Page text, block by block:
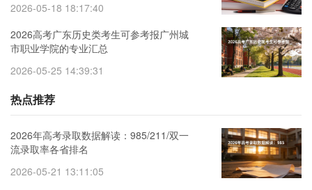
2026-05-18 18:17:40
2026高考广东历史类考生可参考报广州城
市职业学院的专业汇总
2026-05-25 14:39:31
热点推荐
2026年高考录取数据解读：985/211/双一
流录取率各省排名
2026-05-21 13:11:05